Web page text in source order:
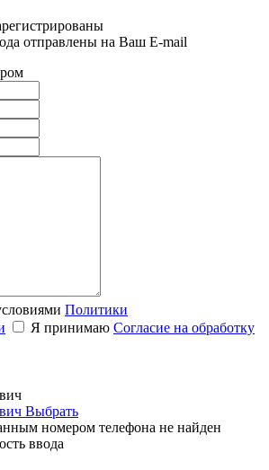
отправлены на Ваш E-mail
Политики
Я принимаю Согласие на обработку
Выбрать
номером телефона не найден
ввода